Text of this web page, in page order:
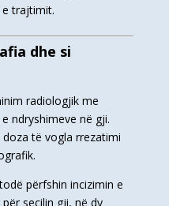
trajtimit.
dhe si
radiologjik me
ndryshimeve në gji.
të vogla rrezatimi
përfshin incizimin e
secilin gji, në dy